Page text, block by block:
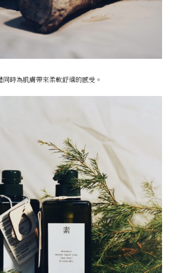
時為肌膚帶來柔軟舒適的感受。